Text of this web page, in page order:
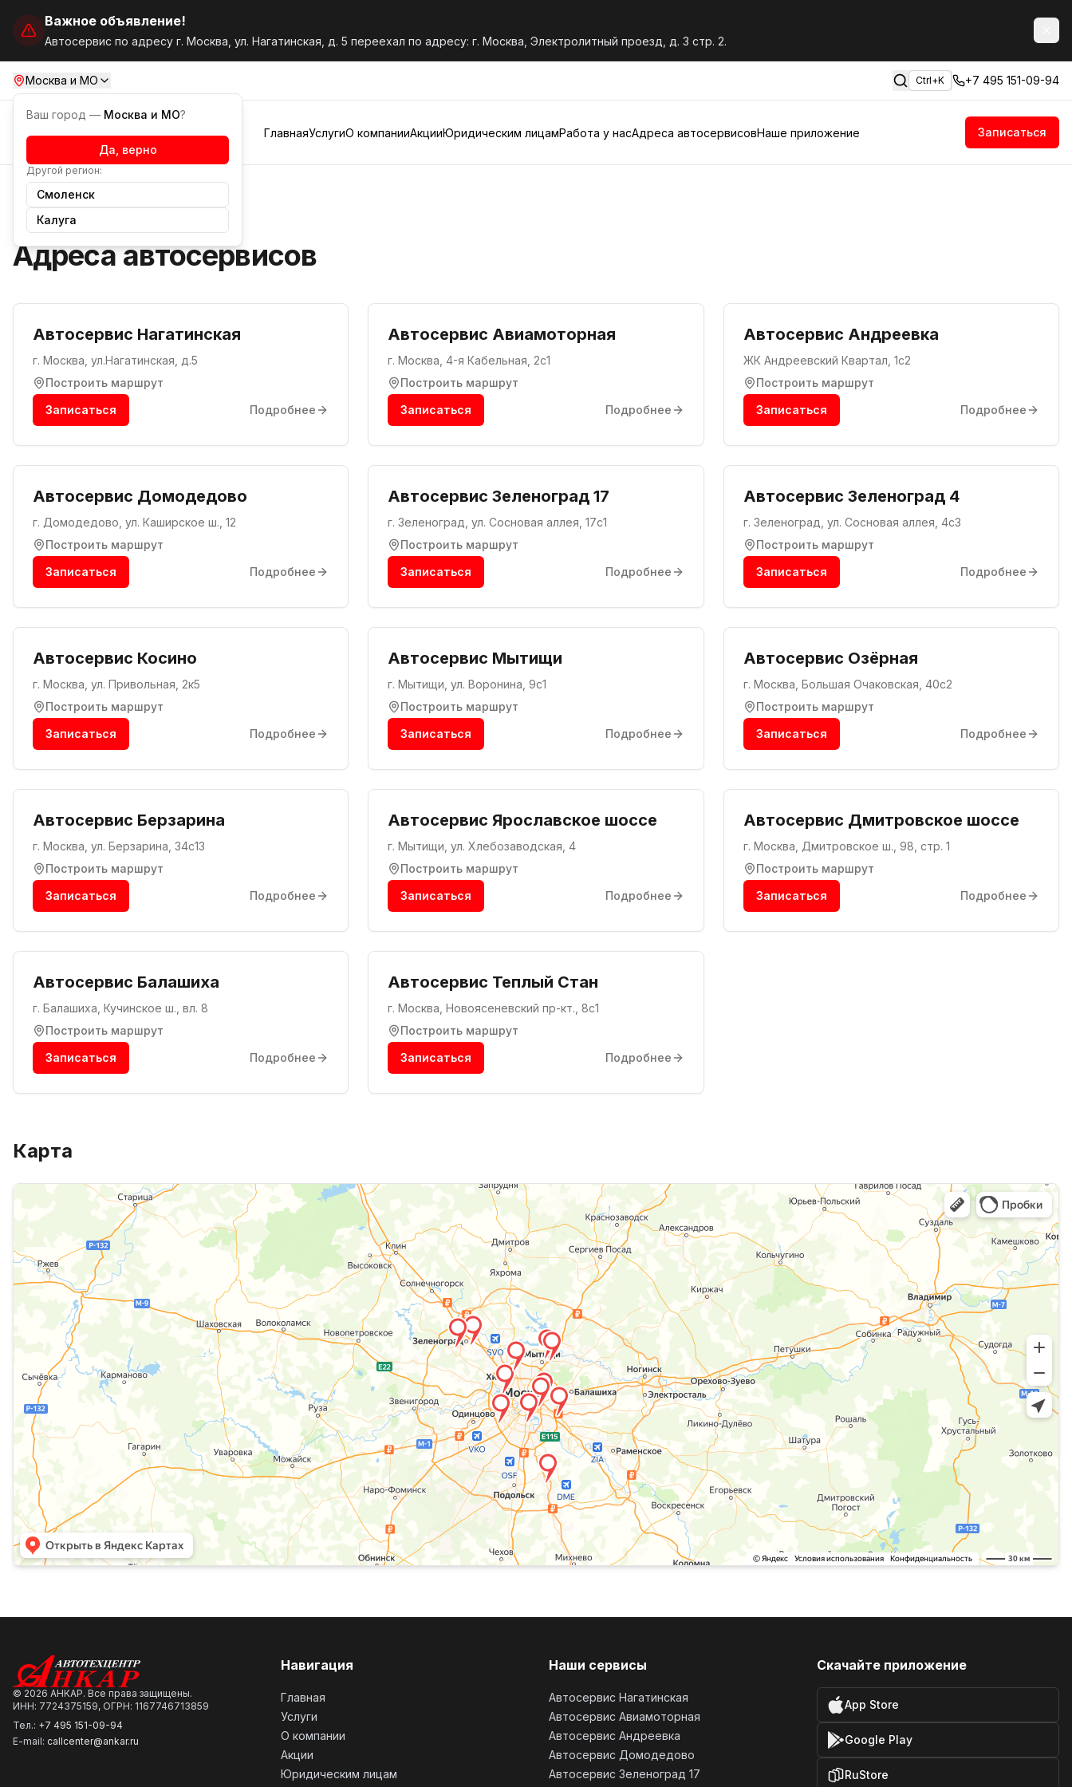
Важное объявление!
Автосервис по адресу г. Москва, ул. Нагатинская, д. 5 переехал по адресу: г. Москва, Электролитный проезд, д. 3 стр. 2.
Москва и МО
Ваш город — Москва и МО?
Да, верно
Другой регион:
Смоленск
Калуга
Ctrl+K +7 495 151-09-94
ГлавнаяУслугиО компанииАкцииЮридическим лицамРабота у насАдреса автосервисовНаше приложение Записаться
Адреса автосервисов
Адреса автосервисов
Автосервис Нагатинская
г. Москва, ул.Нагатинская, д.5
Построить маршрут
Записаться
Подробнее
Автосервис Авиамоторная
г. Москва, 4-я Кабельная, 2с1
Построить маршрут
Записаться
Подробнее
Автосервис Андреевка
ЖК Андреевский Квартал, 1с2
Построить маршрут
Записаться
Подробнее
Автосервис Домодедово
г. Домодедово, ул. Каширское ш., 12
Построить маршрут
Записаться
Подробнее
Автосервис Зеленоград 17
г. Зеленоград, ул. Сосновая аллея, 17с1
Построить маршрут
Записаться
Подробнее
Автосервис Зеленоград 4
г. Зеленоград, ул. Сосновая аллея, 4с3
Построить маршрут
Записаться
Подробнее
Автосервис Косино
г. Москва, ул. Привольная, 2к5
Построить маршрут
Записаться
Подробнее
Автосервис Мытищи
г. Мытищи, ул. Воронина, 9с1
Построить маршрут
Записаться
Подробнее
Автосервис Озёрная
г. Москва, Большая Очаковская, 40с2
Построить маршрут
Записаться
Подробнее
Автосервис Берзарина
г. Москва, ул. Берзарина, 34с13
Построить маршрут
Записаться
Подробнее
Автосервис Ярославское шоссе
г. Мытищи, ул. Хлебозаводская, 4
Построить маршрут
Записаться
Подробнее
Автосервис Дмитровское шоссе
г. Москва, Дмитровское ш., 98, стр. 1
Построить маршрут
Записаться
Подробнее
Автосервис Балашиха
г. Балашиха, Кучинское ш., вл. 8
Построить маршрут
Записаться
Подробнее
Автосервис Теплый Стан
г. Москва, Новоясеневский пр-кт., 8c1
Построить маршрут
Записаться
Подробнее
Карта
© 2026 АНКАР. Все права защищены.
ИНН: 7724375159, ОГРН: 1167746713859
Тел.: +7 495 151-09-94
E-mail: callcenter@ankar.ru
Навигация
Главная
Услуги
О компании
Акции
Юридическим лицам
Наши сервисы
Автосервис Нагатинская
Автосервис Авиамоторная
Автосервис Андреевка
Автосервис Домодедово
Автосервис Зеленоград 17
Скачайте приложение
App Store
Google Play
RuStore